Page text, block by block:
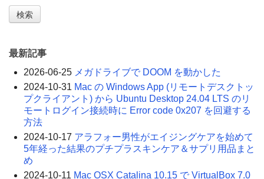
最新記事
2026-06-25 メガドライブで DOOM を動かした
2024-10-31 Mac の Windows App (リモートデスクトッ
プクライアント) から Ubuntu Desktop 24.04 LTS のリ
モートログイン接続時に Error code 0x207 を回避する
方法
2024-10-17 アラフォー男性がエイジングケアを始めて
5年経った結果のプチプラスキンケア＆サプリ用品まと
め
2024-10-11 Mac OSX Catalina 10.15 で VirtualBox 7.0